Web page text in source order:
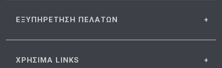
ΕΞΥΠΗΡΕΤΗΣΗ ΠΕΛΑΤΩΝ
ΧΡΗΣΙΜΑ LINKS